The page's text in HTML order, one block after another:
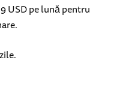
USD pe lună pentru